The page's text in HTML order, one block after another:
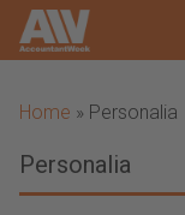
Home » Personalia
Personalia